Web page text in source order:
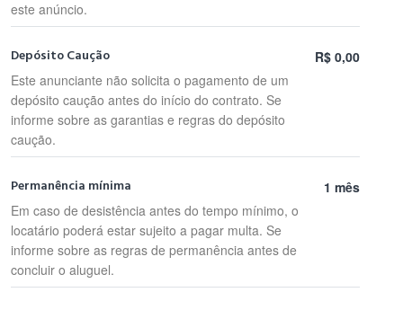
este anúncio.
Depósito Caução
Este anunciante não solicita o pagamento de um
depósito caução antes do início do contrato. Se
informe sobre as garantias e regras do depósito
caução.
R$ 0,00
Permanência mínima
Em caso de desistência antes do tempo mínimo, o
locatário poderá estar sujeito a pagar multa. Se
informe sobre as regras de permanência antes de
concluir o aluguel.
1 mês